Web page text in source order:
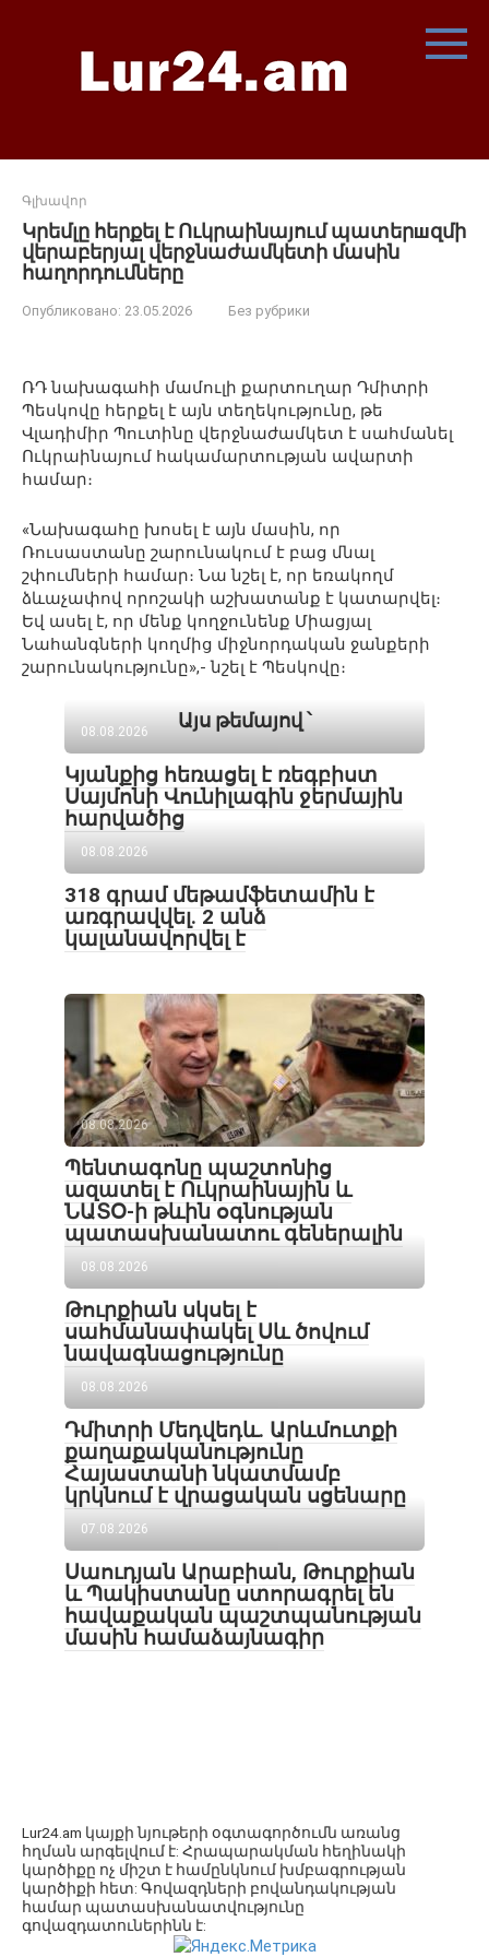
Գլխավոր
Կրեմլը հերքել է Ուկրաինայում պատերшզմի
վերաբերյալ վերջնաժամկետի մասին
հաղորդումները
Опубликовано: 23.05.2026 Без рубрики
ՌԴ նախագահի մամուլի քարտուղար Դմիտրի
Պեսկովը հերքել է այն տեղեկությունը, թե
Վլադիմիր Պուտինը վերջնաժամկետ է սահմանել
Ուկրաինայում հակամարտության ավարտի
համար։
«Նախագահը խոսել է այն մասին, որ
Ռուսաստանը շարունակում է բաց մնալ
շփումների համար։ Նա նշել է, որ եռակողմ
ձևաչափով որոշակի աշխատանք է կատարվել։
Եվ ասել է, որ մենք կողջունենք Միացյալ
Նահանգների կողմից միջնորդական ջանքերի
շարունակությունը»,- նշել է Պեսկովը։
Այս թեմայով ՝
08.08.2026
Կյանքից հեռացել է ռեգբիստ
Սայմոնի Վունիլագին ջերմային
հարվածից
08.08.2026
318 գրամ մեթամֆետամին է
առգրավվել․ 2 անձ
կալանավորվել է
08.08.2026
Պենտագոնը պաշտոնից
ազատել է Ուկրաինային և
ՆԱՏՕ-ի թևին օգնության
պատասխանատու գեներալին
08.08.2026
Թուրքիան սկսել է
սահմանափակել Սև ծովում
նավագնացությունը
08.08.2026
Դմիտրի Մեդվեդև. Արևմուտքի
քաղաքականությունը
Հայաստանի նկատմամբ
կրկնում է վրացական սցենարը
07.08.2026
Սաուդյան Արաբիան, Թուրքիան
և Պակիստանը ստորագրել են
հավաքական պաշտպանության
մասին համաձայնագիր
Lur24.am կայքի նյութերի օգտագործումն առանց
հղման արգելվում է: Հրապարակման հեղինակի
կարծիքը ոչ միշտ է համընկնում խմբագրության
կարծիքի հետ: Գովազդների բովանդակության
համար պատասխանատվությունը
գովազդատուներինն է: